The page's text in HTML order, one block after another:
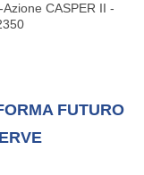
CASPER II -
FUTURO